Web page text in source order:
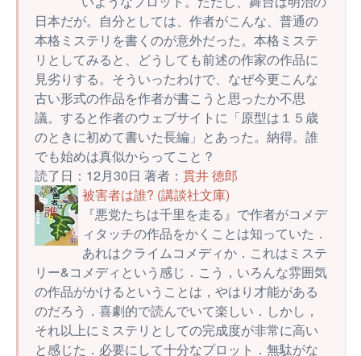
日本だが。自分としては、作者がこんな、普通の
本格ミステリを書くのが意外だった。本格ミステ
リとしてみると、どうしても前述の作家の作品に
見劣りする。そういったわけで、なぜ今更こんな
古い形式の作品を作者が書こうと思ったか不思
議。すると作者のウェブサイトに「原型は１５歳
のときに初めて書いた長編」とあった。納得。誰
でも始めは真似からってこと？
読了日：12月30日 著者： 貫井 徳郎
被害者は誰? (講談社文庫)
『悪党たちは千里を走る』で作者がコメデ
ィタッチの作品をかくことは知っていた．
あれはクライムコメディか．これはミステ
リー&コメディという感じ．こう，いろんな雰囲気
の作品がかけるということは，やはり才能がある
のだろう．喜劇的で読んでいて楽しい．しかし，
それ以上にミステリとしての完成度が非常に高い
と感じた．必要にして十分なプロット．無駄がな